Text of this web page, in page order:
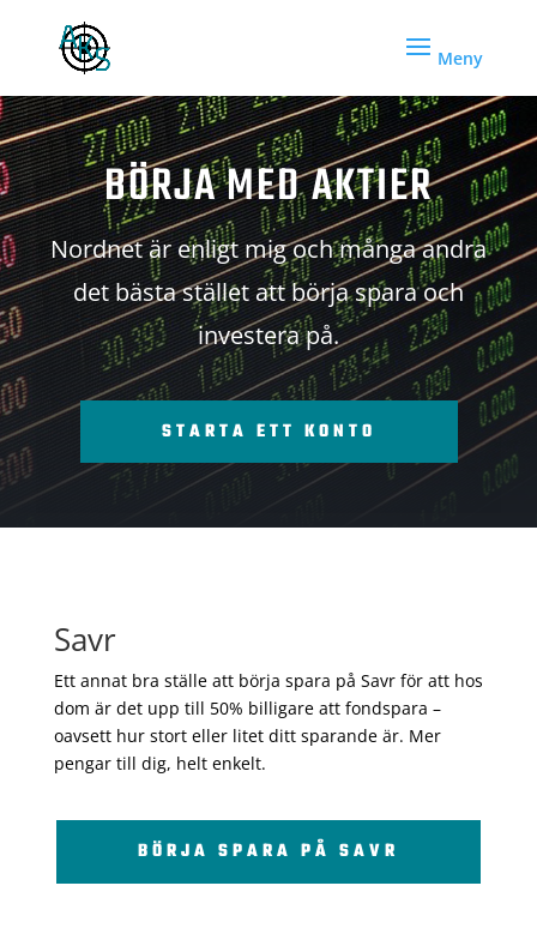
BÖRJA MED AKTIER
Nordnet är enligt mig och många andra
det bästa stället att börja spara och
investera på.
STARTA ETT KONTO
Savr
Ett annat bra ställe att börja spara på Savr för att hos
dom är det upp till 50% billigare att fondspara –
oavsett hur stort eller litet ditt sparande är. Mer
pengar till dig, helt enkelt.
BÖRJA SPARA PÅ SAVR